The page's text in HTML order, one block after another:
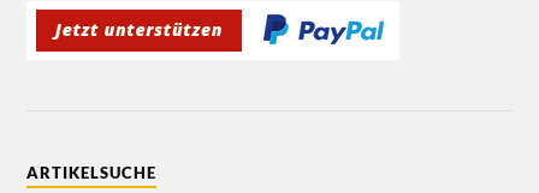
ARTIKELSUCHE